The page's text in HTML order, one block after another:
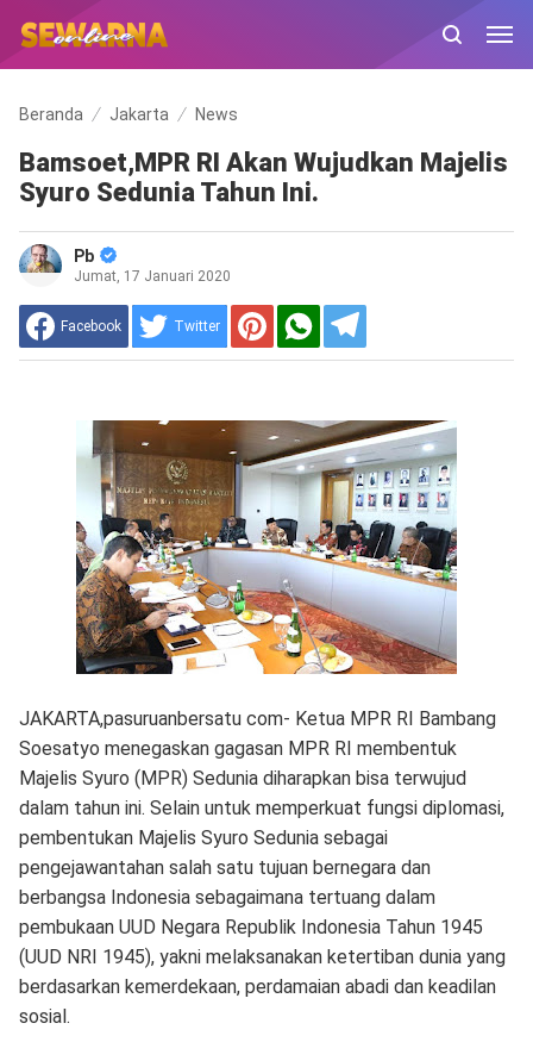
Beranda Jakarta News
Bamsoet,MPR RI Akan Wujudkan Majelis
Syuro Sedunia Tahun Ini.
Pb
Jumat, 17 Januari 2020
Facebook Twitter
JAKARTA,pasuruanbersatu com- Ketua MPR RI Bambang
Soesatyo menegaskan gagasan MPR RI membentuk
Majelis Syuro (MPR) Sedunia diharapkan bisa terwujud
dalam tahun ini. Selain untuk memperkuat fungsi diplomasi,
pembentukan Majelis Syuro Sedunia sebagai
pengejawantahan salah satu tujuan bernegara dan
berbangsa Indonesia sebagaimana tertuang dalam
pembukaan UUD Negara Republik Indonesia Tahun 1945
(UUD NRI 1945), yakni melaksanakan ketertiban dunia yang
berdasarkan kemerdekaan, perdamaian abadi dan keadilan
sosial.